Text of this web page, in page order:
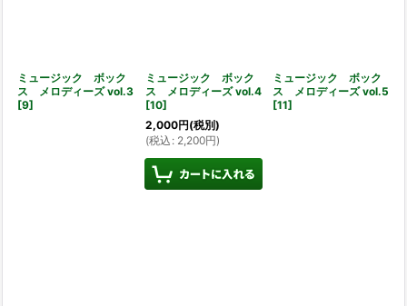
ミュージック ボック
ス メロディーズ vol.3
[9]
ミュージック ボック
ス メロディーズ vol.4
[10]
2,000円(税別)
(税込 : 2,200円)
ミュージック ボック
ス メロディーズ vol.5
[11]